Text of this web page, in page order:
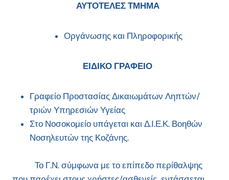
ΑΥΤΟΤΕΛΕΣ ΤΜΗΜΑ
Οργάνωσης και Πληροφορικής
ΕΙΔΙΚΟ ΓΡΑΦΕΙΟ
Γραφείο Προστασίας Δικαιωμάτων Ληπτών/
τριών Υπηρεσιών Υγείας
Στο Νοσοκομείο υπάγεται και Δ.Ι.Ε.Κ. Βοηθών
Νοσηλευτών της Κοζάνης.
Το Γ.Ν. σύμφωνα με το επίπεδο περίθαλψης